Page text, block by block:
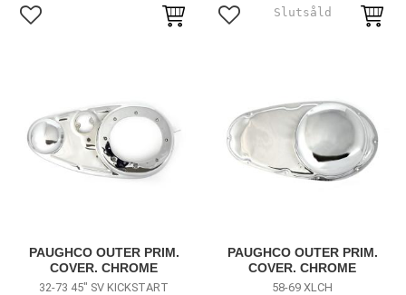
Lägg till i favoriter Lägg till i favoriter
PAUGHCO OUTER PRIM.
COVER. CHROME
32-73 45" SV KICKSTART
PAUGHCO OUTER PRIM.
COVER. CHROME
58-69 XLCH